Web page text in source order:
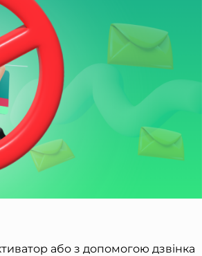
або з допомогою дзвінка